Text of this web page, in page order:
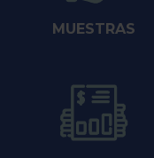
MUESTRAS